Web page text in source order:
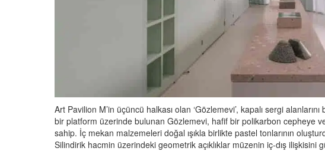
Art Pavilion M’in üçüncü halkası olan ‘Gözlemevi’, kapalı sergi
bir platform üzerinde bulunan Gözlemevi, hafif bir polikarbon cepheye
sahip. İç mekan malzemeleri doğal ışıkla birlikte pastel tonlarının
Silindirik hacmin üzerindeki geometrik açıklıklar müzenin iç-dış